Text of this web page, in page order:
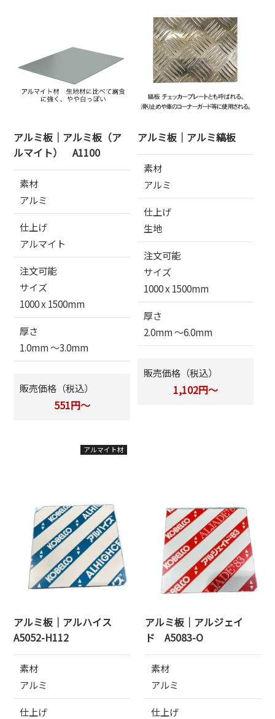
アルミ板｜アルミ板（ア
ルマイト） A1100
素材
アルミ
仕上げ
アルマイト
注文可能
サイズ
1000 x 1500mm
厚さ
1.0mm 〜3.0mm
販売価格（税込）
551円～
アルマイト材
アルミ板｜アルミ縞板
素材
アルミ
仕上げ
生地
注文可能
サイズ
1000 x 1500mm
厚さ
2.0mm 〜6.0mm
販売価格（税込）
1,102円～
アルミ板｜アルハイス
A5052-H112
素材
アルミ
仕上げ
アルミ板｜アルジェイ
ド A5083-O
素材
アルミ
仕上げ